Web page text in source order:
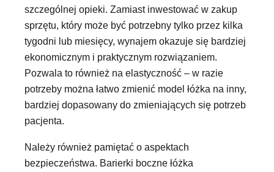
szczególnej opieki. Zamiast inwestować w zakup
sprzętu, który może być potrzebny tylko przez kilka
tygodni lub miesięcy, wynajem okazuje się bardziej
ekonomicznym i praktycznym rozwiązaniem.
Pozwala to również na elastyczność – w razie
potrzeby można łatwo zmienić model łóżka na inny,
bardziej dopasowany do zmieniających się potrzeb
pacjenta.
Należy również pamiętać o aspektach
bezpieczeństwa. Barierki boczne łóżka